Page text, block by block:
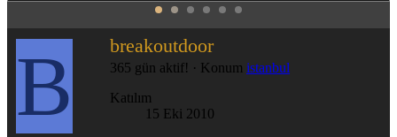
B breakoutdoor
365 gün aktif! · Konum istanbul
Katılım
15 Eki 2010